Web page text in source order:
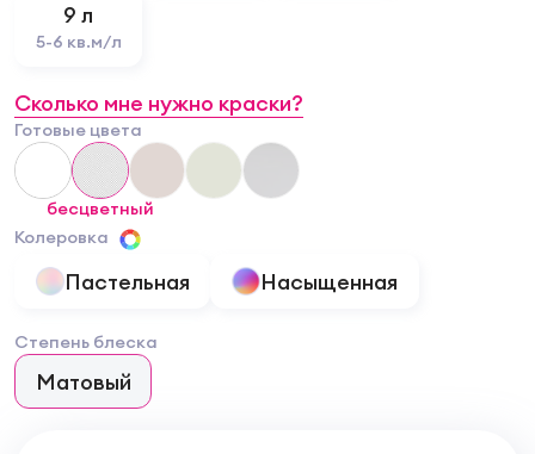
9 л
5-6 кв.м/л
Сколько мне нужно краски?
Готовые цвета
бесцветный
Колеровка
Пастельная Насыщенная
Степень блеска
Матовый